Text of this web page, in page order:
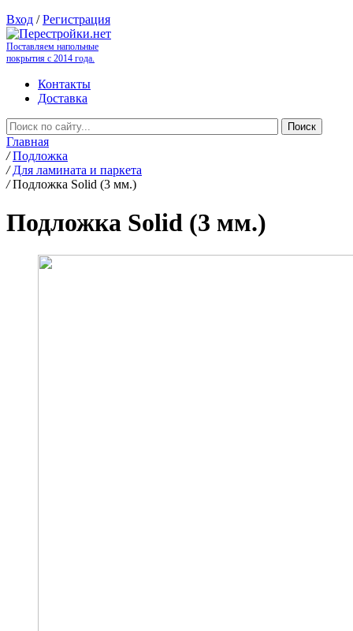
Вход /Регистрация
Поставляем напольные
покрытия с 2014 года.
Контакты
Доставка
Главная
/ Подложка
/ Для ламината и паркета
/ Подложка Solid (3 мм.)
Подложка Solid (3 мм.)